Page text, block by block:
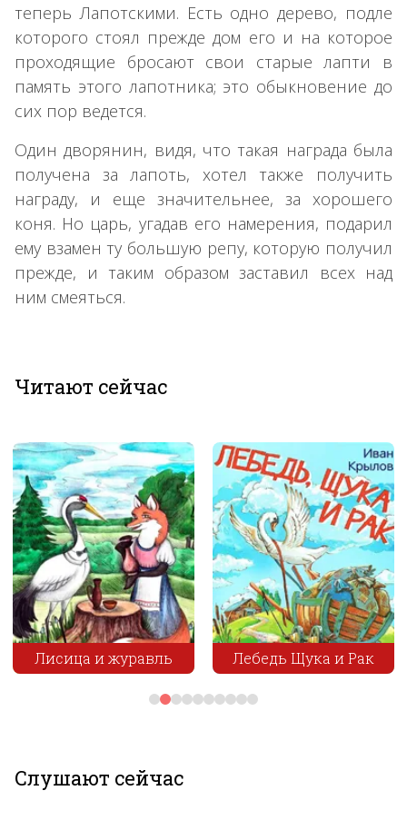
теперь Лапотскими. Есть одно дерево, подле
которого стоял прежде дом его и на которое
проходящие бросают свои старые лапти в
память этого лапотника; это обыкновение до
сих пор ведется.
Один дворянин, видя, что такая награда была
получена за лапоть, хотел также получить
награду, и еще значительнее, за хорошего
коня. Но царь, угадав его намерения, подарил
ему взамен ту большую репу, которую получил
прежде, и таким образом заставил всех над
ним смеяться.
Читают сейчас
Лисица и журавль Лебедь Щука и Рак
Слушают сейчас